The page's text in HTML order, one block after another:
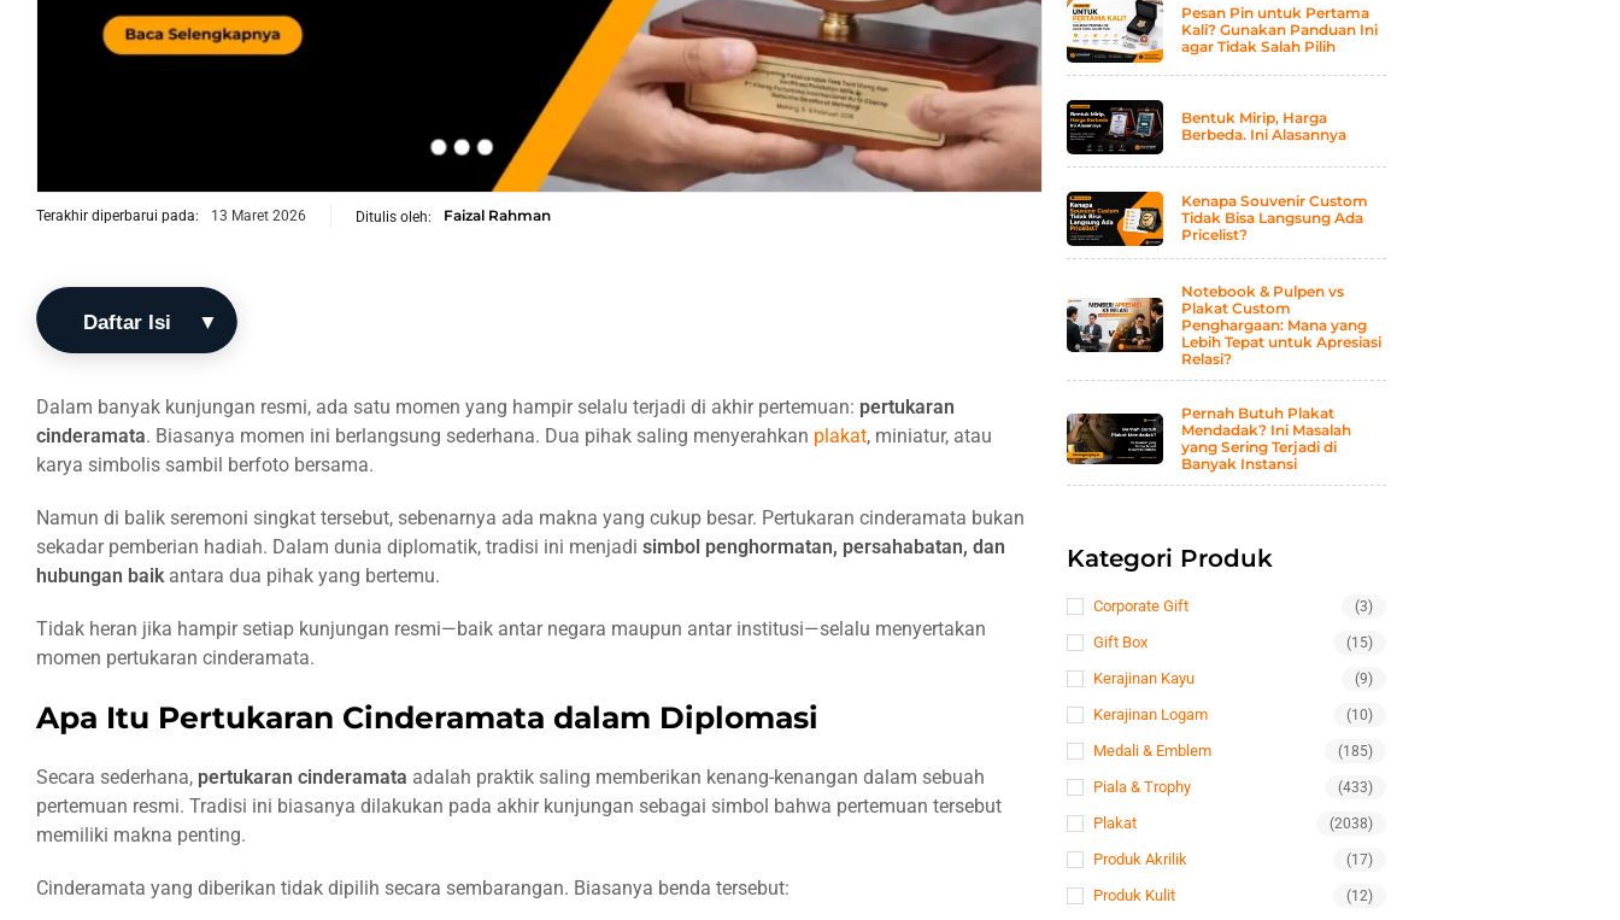
Terakhir diperbarui pada: 13 Maret 2026 Ditulis oleh: Faizal Rahman
Daftar Isi
Apa Itu
Pertukaran
dalam
Mengapa
Pertukaran
Menjadi
Tradisi
Menunjukkan
penghormatan
Mengabadikan
Dalam banyak kunjungan resmi, ada satu momen yang hampir selalu terjadi di akhir pertemuan: pertukaran
cinderamata. Biasanya momen ini berlangsung sederhana. Dua pihak saling menyerahkan plakat, miniatur, atau
karya simbolis sambil berfoto bersama.
Namun di balik seremoni singkat tersebut, sebenarnya ada makna yang cukup besar. Pertukaran cinderamata bukan
sekadar pemberian hadiah. Dalam dunia diplomatik, tradisi ini menjadi simbol penghormatan, persahabatan, dan
hubungan baik antara dua pihak yang bertemu.
Tidak heran jika hampir setiap kunjungan resmi—baik antar negara maupun antar institusi—selalu menyertakan
momen pertukaran cinderamata.
Apa Itu Pertukaran Cinderamata dalam Diplomasi
Secara sederhana, pertukaran cinderamata adalah praktik saling memberikan kenang-kenangan dalam sebuah
pertemuan resmi. Tradisi ini biasanya dilakukan pada akhir kunjungan sebagai simbol bahwa pertemuan tersebut
memiliki makna penting.
Cinderamata yang diberikan tidak dipilih secara sembarangan. Biasanya benda tersebut:
Pesan Pin untuk Pertama
Kali? Gunakan Panduan Ini
agar Tidak Salah Pilih
Bentuk Mirip, Harga
Berbeda. Ini Alasannya
Kenapa Souvenir Custom
Tidak Bisa Langsung Ada
Pricelist?
Notebook & Pulpen vs
Plakat Custom
Penghargaan: Mana yang
Lebih Tepat untuk Apresiasi
Relasi?
Pernah Butuh Plakat
Mendadak? Ini Masalah
yang Sering Terjadi di
Banyak Instansi
Kategori Produk
Corporate Gift (3)
Gift Box (15)
Kerajinan Kayu (9)
Kerajinan Logam (10)
Medali & Emblem (185)
Piala & Trophy (433)
Plakat (2038)
Produk Akrilik (17)
Produk Kulit (12)